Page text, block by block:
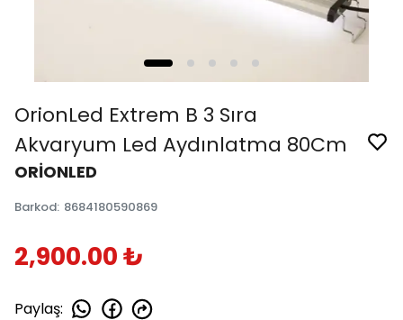
OrionLed Extrem B 3 Sıra
Akvaryum Led Aydınlatma 80Cm
ORİONLED
Barkod: 8684180590869
2,900.00 ₺
Paylaş: